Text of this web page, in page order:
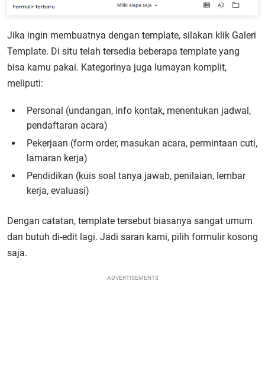
Jika ingin membuatnya dengan template, silakan klik Galeri
Template. Di situ telah tersedia beberapa template yang
bisa kamu pakai. Kategorinya juga lumayan komplit,
meliputi:
Personal (undangan, info kontak, menentukan jadwal,
pendaftaran acara)
Pekerjaan (form order, masukan acara, permintaan cuti,
lamaran kerja)
Pendidikan (kuis soal tanya jawab, penilaian, lembar
kerja, evaluasi)
Dengan catatan, template tersebut biasanya sangat umum
dan butuh di-edit lagi. Jadi saran kami, pilih formulir kosong
saja.
ADVERTISEMENTS